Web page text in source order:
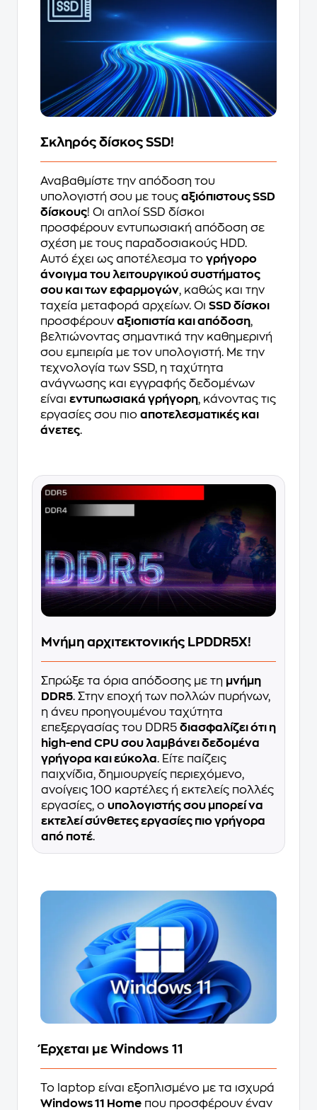
Σκληρός δίσκος SSD!
Αναβαθμίστε την απόδοση του
υπολογιστή σου με τους αξιόπιστους SSD
δίσκους! Οι απλοί SSD δίσκοι
προσφέρουν εντυπωσιακή απόδοση σε
σχέση με τους παραδοσιακούς HDD.
Αυτό έχει ως αποτέλεσμα το γρήγορο
άνοιγμα του λειτουργικού συστήματος
σου και των εφαρμογών, καθώς και την
ταχεία μεταφορά αρχείων. Οι SSD δίσκοι
προσφέρουν αξιοπιστία και απόδοση,
βελτιώνοντας σημαντικά την καθημερινή
σου εμπειρία με τον υπολογιστή. Με την
τεχνολογία των SSD, η ταχύτητα
ανάγνωσης και εγγραφής δεδομένων
είναι εντυπωσιακά γρήγορη, κάνοντας τις
εργασίες σου πιο αποτελεσματικές και
άνετες.
Μνήμη αρχιτεκτονικής LPDDR5X!
Σπρώξε τα όρια απόδοσης με τη μνήμη
DDR5. Στην εποχή των πολλών πυρήνων,
η άνευ προηγουμένου ταχύτητα
επεξεργασίας του DDR5 διασφαλίζει ότι η
high-end CPU σου λαμβάνει δεδομένα
γρήγορα και εύκολα. Είτε παίζεις
παιχνίδια, δημιουργείς περιεχόμενο,
ανοίγεις 100 καρτέλες ή εκτελείς πολλές
εργασίες, ο υπολογιστής σου μπορεί να
εκτελεί σύνθετες εργασίες πιο γρήγορα
από ποτέ.
Έρχεται με Windows 11
Το laptop είναι εξοπλισμένο με τα ισχυρά
Windows 11 Home που προσφέρουν έναν